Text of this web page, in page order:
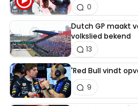
0
Dutch GP maakt
volkslied bekend
13
'Red Bull vindt
9